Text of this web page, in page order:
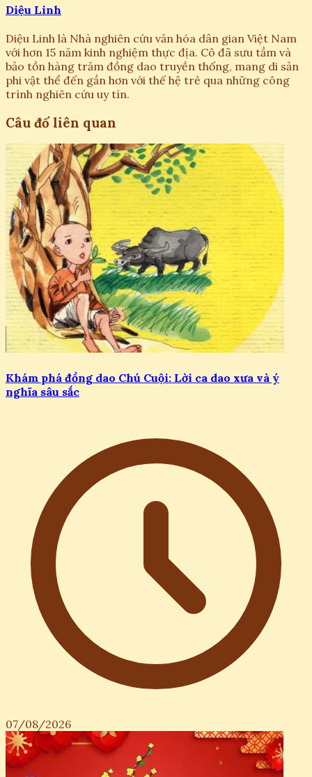
Diệu Linh
Diệu Linh là Nhà nghiên cứu văn hóa dân gian Việt Nam
với hơn 15 năm kinh nghiệm thực địa. Cô đã sưu tầm và
bảo tồn hàng trăm đồng dao truyền thống, mang di sản
phi vật thể đến gần hơn với thế hệ trẻ qua những công
trình nghiên cứu uy tín.
Câu đố liên quan
Khám phá đồng dao Chú Cuội: Lời ca dao xưa và ý
nghĩa sâu sắc
07/08/2026